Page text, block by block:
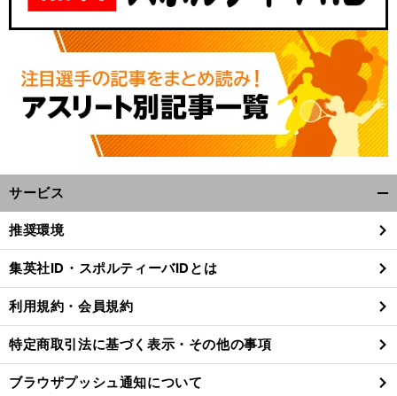
サービス
閉
る
推奨環境
集英社ID・スポルティーバIDとは
利用規約・会員規約
特定商取引法に基づく表示・その他の事項
ブラウザプッシュ通知について